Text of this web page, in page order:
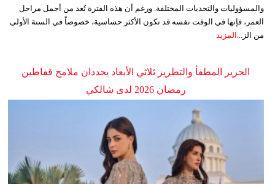
والمسؤوليات والتحديات المختلفة. ورغم أن هذه الفترة تُعد من أجمل مراحل
العمر، فإنها في الوقت نفسه قد تكون الأكثر حساسية، خصوصاً في السنة الأولى
من الز...
المزيد
الحرير المطفأ والتطريز ثلاثي الأبعاد يحددان ملامح قفاطين
رمضان 2026 لدى شالكي